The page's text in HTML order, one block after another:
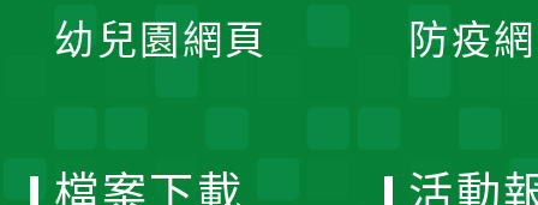
幼兒園網頁 防疫
檔案下載 活動